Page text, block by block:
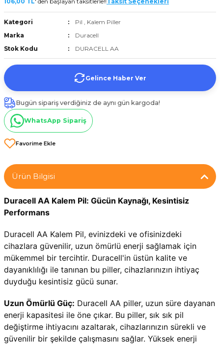
Kategori Pil , Kalem Piller
Marka
Duracell
Stok Kodu
DURACELL AA
Gelince Haber Ver
Bugün sipariş verdiğiniz de aynı gün kargoda!
WhatsApp Sipariş
Ürün Bilgisi
Duracell AA Kalem Pil: Gücün Kaynağı, Kesintisiz
Performans
Duracell AA Kalem Pil, evinizdeki ve ofisinizdeki
cihazlara güvenilir, uzun ömürlü enerji sağlamak için
mükemmel bir tercihtir. Duracell'in üstün kalite ve
dayanıklılığı ile tanınan bu piller, cihazlarınızın ihtiyaç
duyduğu kesintisiz gücü sunar.
Uzun Ömürlü Güç: Duracell AA piller, uzun süre dayanan
enerji kapasitesi ile öne çıkar. Bu piller, sık sık pil
değiştirme ihtiyacını azaltarak, cihazlarınızın sürekli ve
güvenilir bir şekilde çalışmasını sağlar. Yüksek enerji